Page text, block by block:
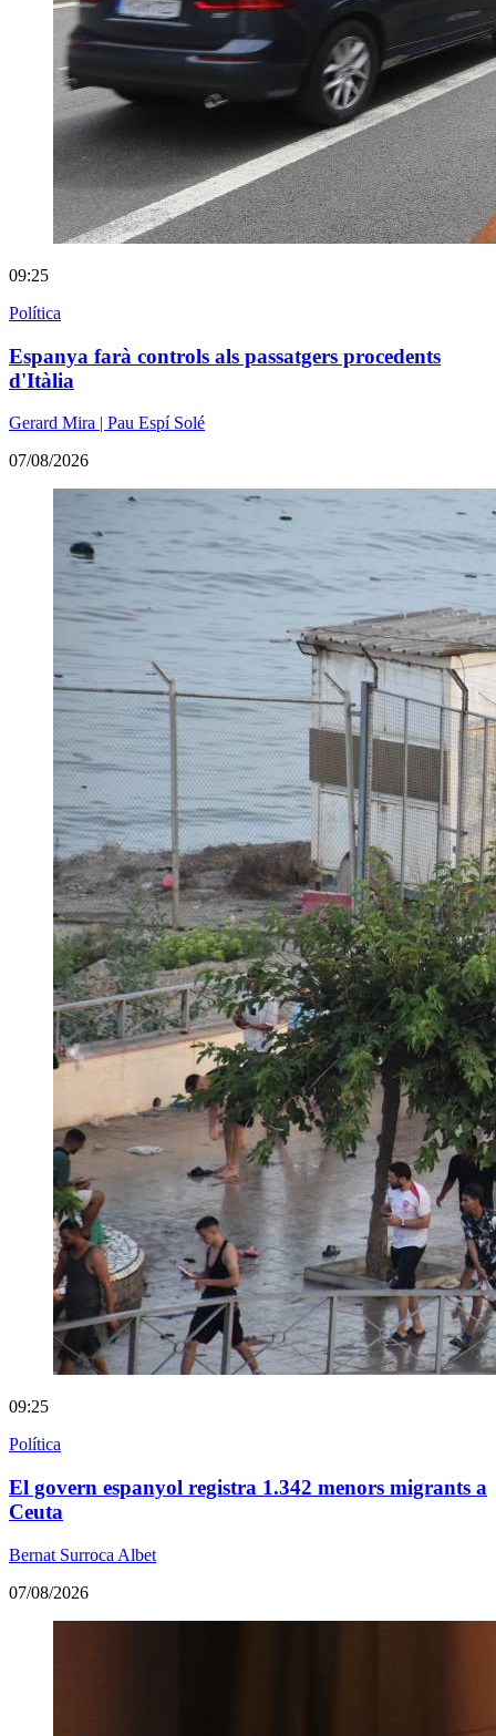
09:25
Política
Espanya farà controls als passatgers procedents
d'Itàlia
Gerard Mira | Pau Espí Solé
07/08/2026
09:25
Política
El govern espanyol registra 1.342 menors migrants a
Ceuta
Bernat Surroca Albet
07/08/2026